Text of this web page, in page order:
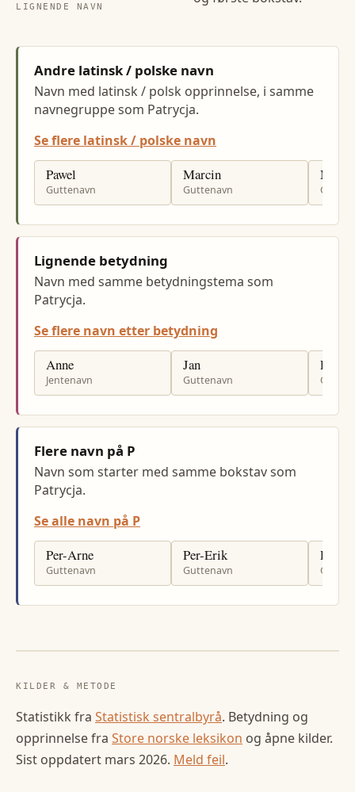
LIGNENDE NAVN
Andre latinsk / polske navn
Navn med latinsk / polsk opprinnelse, i samme
navnegruppe som Patrycja.
Se flere latinsk / polske navn
Pawel
Guttenavn
Marcin
Guttenavn
Lignende betydning
Navn med samme betydningstema som
Patrycja.
Se flere navn etter betydning
Anne
Jentenavn
Jan
Guttenavn
Per
Flere navn på P
Navn som starter med samme bokstav som
Patrycja.
Se alle navn på P
Per-Arne
Guttenavn
Per-Erik
Guttenavn
Piotr
KILDER & METODE
Statistikk fra Statistisk sentralbyrå. Betydning og
opprinnelse fra Store norske leksikon og åpne kilder.
Sist oppdatert mars 2026. Meld feil.